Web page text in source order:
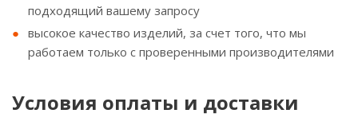
подходящий вашему запросу
высокое качество изделий, за счет того, что мы
работаем только с проверенными производителями
Условия оплаты и доставки